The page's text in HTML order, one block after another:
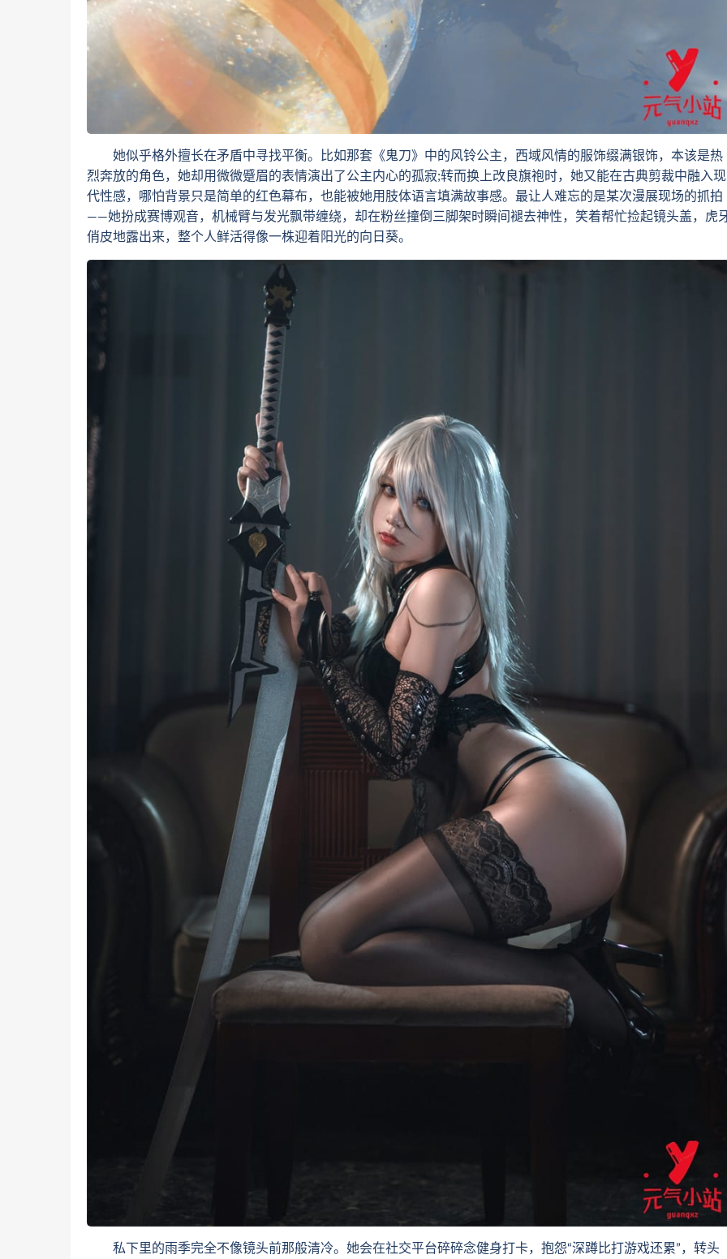
她似乎格外擅长在矛盾中寻找平衡。比如那套《鬼刀》中的风铃公主，西域风情的服饰缀满银饰，本该是热
烈奔放的角色，她却用微微蹙眉的表情演出了公主内心的孤寂;转而换上改良旗袍时，她又能在古典剪裁中融入现
代性感，哪怕背景只是简单的红色幕布，也能被她用肢体语言填满故事感。最让人难忘的是某次漫展现场的抓拍
——她扮成赛博观音，机械臂与发光飘带缠绕，却在粉丝撞倒三脚架时瞬间褪去神性，笑着帮忙捡起镜头盖，虎
俏皮地露出来，整个人鲜活得像一株迎着阳光的向日葵。
私下里的雨季完全不像镜头前那般清冷。她会在社交平台碎碎念健身打卡，抱怨“深蹲比打游戏还累”，转头